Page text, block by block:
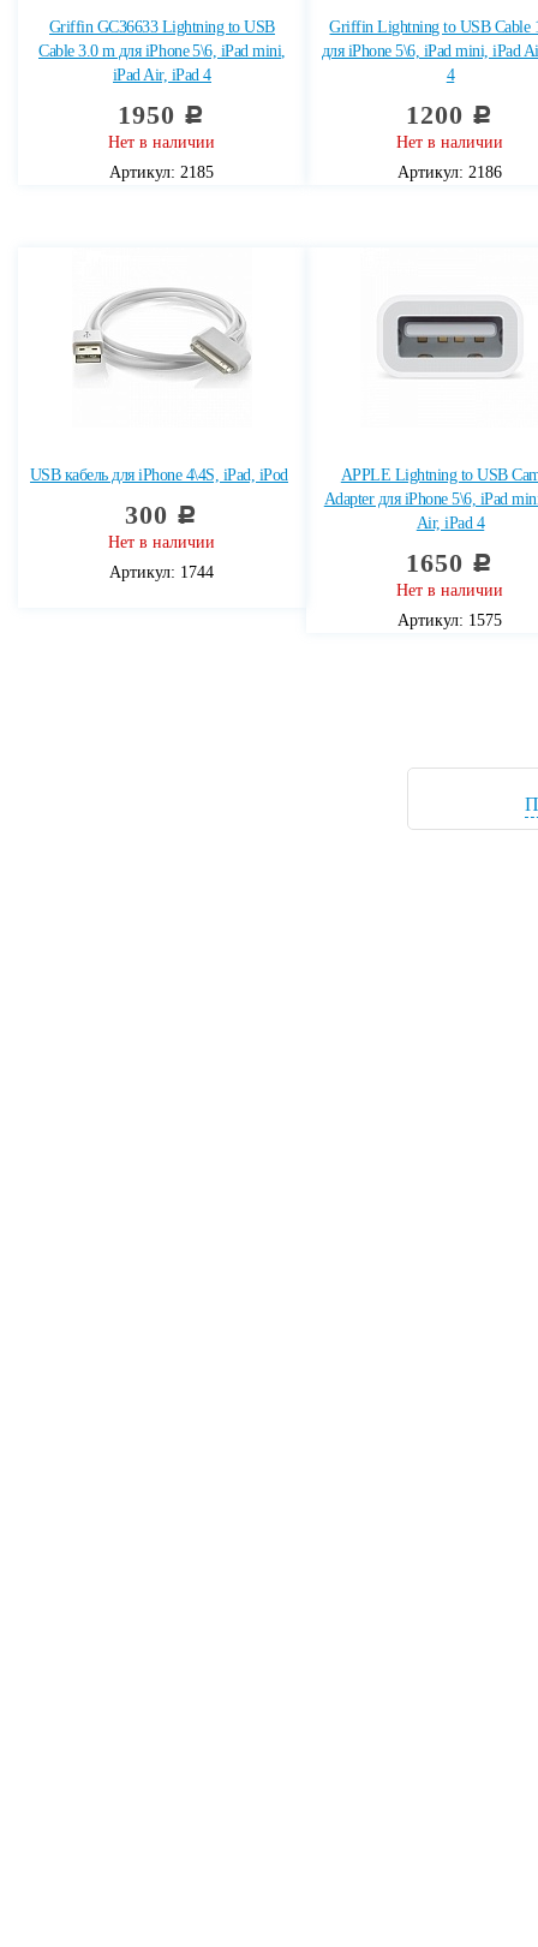
Griffin GC36633 Lightning to USB
Cable 3.0 m для iPhone 5\6, iPad mini,
iPad Air, iPad 4
1950 c
Нет в наличии
Артикул: 2185
Griffin Lightning to USB Cable
для iPhone 5\6, iPad mini, iPad
4
1200 c
Нет в наличии
Артикул: 2186
USB кабель для iPhone 4\4S, iPad, iPod
300 c
Нет в наличии
Артикул: 1744
APPLE Lightning to USB
Adapter для iPhone 5\6, iPad
Air, iPad 4
1650 c
Нет в наличии
Артикул: 1575